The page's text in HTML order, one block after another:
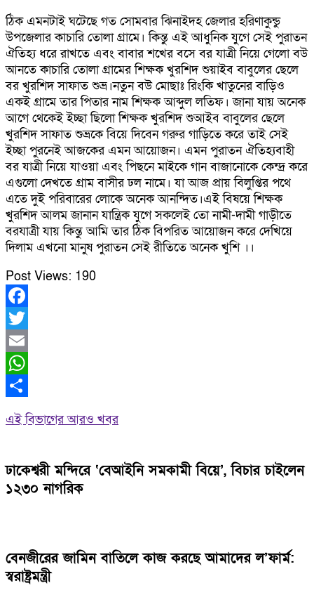
ঠিক এমনটাই ঘটেছে গত সোমবার ঝিনাইদহ জেলার হরিণাকুন্ডু
উপজেলার কাচারি তোলা গ্রামে। কিন্তু এই আধুনিক যুগে সেই পুরাতন
ঐতিহ্য ধরে রাখতে এবং বাবার শখের বসে বর যাত্রী নিয়ে গেলো বউ
আনতে কাচারি তোলা গ্রামের শিক্ষক খুরশিদ শুয়াইব বাবুলের ছেলে
বর খুরশিদ সাফাত শুভ্র।নতুন বউ মোছাঃ রিংকি খাতুনের বাড়িও
একই গ্রামে তার পিতার নাম শিক্ষক আব্দুল লতিফ। জানা যায় অনেক
আগে থেকেই ইচ্ছা ছিলো শিক্ষক খুরশিদ শুআইব বাবুলের ছেলে
খুরশিদ সাফাত শুভ্রকে বিয়ে দিবেন গরুর গাড়িতে করে তাই সেই
ইচ্ছা পুরনেই আজকের এমন আয়োজন। এমন পুরাতন ঐতিহ্যবাহী
বর যাত্রী নিয়ে যাওয়া এবং পিছনে মাইকে গান বাজানোকে কেন্দ্র করে
এগুলো দেখতে গ্রাম বাসীর ঢল নামে। যা আজ প্রায় বিলুপ্তির পথে
এতে দুই পরিবারের লোকে অনেক আনন্দিত।এই বিষয়ে শিক্ষক
খুরশিদ আলম জানান যান্ত্রিক যুগে সকলেই তো নামী-দামী গাড়ীতে
বরযাত্রী যায় কিন্তু আমি তার ঠিক বিপরিত আয়োজন করে দেখিয়ে
দিলাম এখনো মানুষ পুরাতন সেই রীতিতে অনেক খুশি ।।
Post Views: 190
Facebook
Twitter
Email
WhatsApp
এই বিভাগের আরও খবর
ঢাকেশ্বরী মন্দিরে ‘বেআইনি সমকামী বিয়ে’, বিচার চাইলেন
১২৩০ নাগরিক
বেনজীরের জামিন বাতিলে কাজ করছে আমাদের ল’ফার্ম:
স্বরাষ্ট্রমন্ত্রী